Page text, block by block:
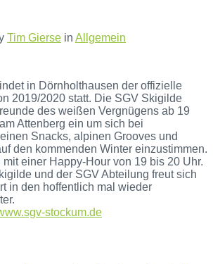
Tim Gierse in Allgemein
in Dörnholthausen der offizielle
2019/2020 statt. Die SGV Skigilde
des weißen Vergnügens ab 19
Attenberg ein um sich bei
Snacks, alpinen Grooves und
den kommenden Winter einzustimmen.
mit einer Happy-Hour von 19 bis 20 Uhr.
und der SGV Abteilung freut sich
in den hoffentlich mal wieder
stockum.de